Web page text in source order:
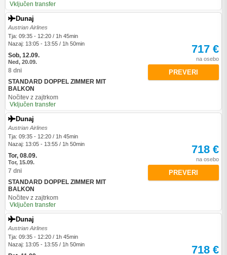
Vključen transfer
Dunaj
Austrian Airlines
Tja: 09:35 - 12:20 / 1h 45min
Nazaj: 13:05 - 13:55 / 1h 50min
Sob, 12.09.
Ned, 20.09.
8 dni
STANDARD DOPPEL ZIMMER MIT
BALKON
Nočitev z zajtrkom
Vključen transfer
717 €
na osebo
PREVERI
Dunaj
Austrian Airlines
Tja: 09:35 - 12:20 / 1h 45min
Nazaj: 13:05 - 13:55 / 1h 50min
Tor, 08.09.
Tor, 15.09.
7 dni
STANDARD DOPPEL ZIMMER MIT
BALKON
Nočitev z zajtrkom
Vključen transfer
718 €
na osebo
PREVERI
Dunaj
Austrian Airlines
Tja: 09:35 - 12:20 / 1h 45min
Nazaj: 13:05 - 13:55 / 1h 50min
718 €